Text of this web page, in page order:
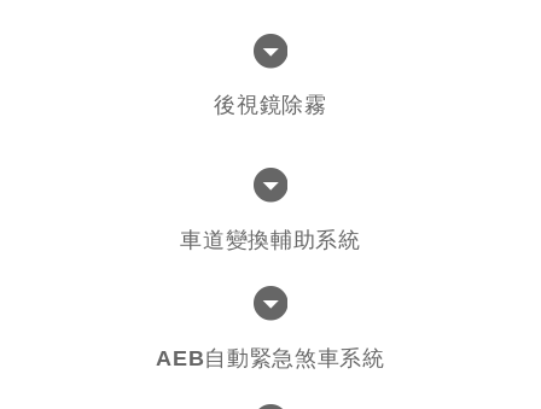
後視鏡除霧
車道變換輔助系統
AEB自動緊急煞車系統